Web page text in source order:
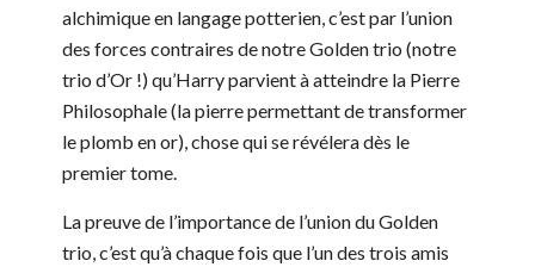
alchimique en langage potterien, c’est par l’union
des forces contraires de notre Golden trio (notre
trio d’Or !) qu’Harry parvient à atteindre la Pierre
Philosophale (la pierre permettant de transformer
le plomb en or), chose qui se révélera dès le
premier tome.
La preuve de l’importance de l’union du Golden
trio, c’est qu’à chaque fois que l’un des trois amis